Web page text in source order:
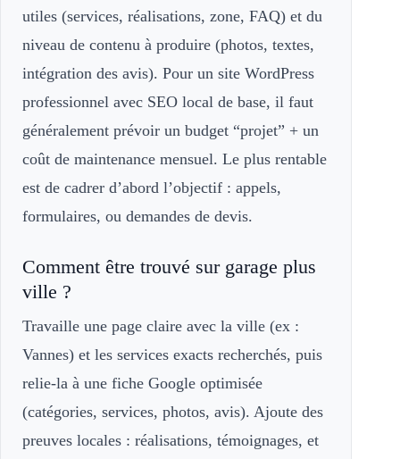
utiles (services, réalisations, zone, FAQ) et du
niveau de contenu à produire (photos, textes,
intégration des avis). Pour un site WordPress
professionnel avec SEO local de base, il faut
généralement prévoir un budget “projet” + un
coût de maintenance mensuel. Le plus rentable
est de cadrer d’abord l’objectif : appels,
formulaires, ou demandes de devis.
Comment être trouvé sur garage plus
ville ?
Travaille une page claire avec la ville (ex :
Vannes) et les services exacts recherchés, puis
relie-la à une fiche Google optimisée
(catégories, services, photos, avis). Ajoute des
preuves locales : réalisations, témoignages, et